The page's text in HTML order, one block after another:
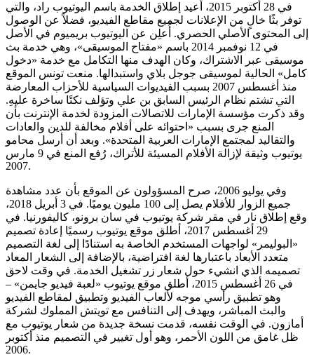
في 28 أكتوبر 2015، أعيد إطلاق الخدمة باسم اليوتيوب راد، والتي
توفر بثًا خالٍ من الإعلانات لجميع مقاطع الفيديو، فضلاً عن الوصول
إلى المحتوى الأصلي الحصري. أُعلِن عن اليوتيوب بريميوم في الأصل
في 12 نوفمبر 2014 باسم «مفتاح الموسيقى»، وهي خدمة بث
موسيقى عبر الاشتراك، وكان الهدف منها التكامل مع خدمة «دخول
كامل» الحالية لموسيقى جوجل بلاي واستبدالها. منعت تونس الموقع
منذ أغسطس 2007 بسبب الفيديوات السياسية للأحزاب المعارضة
التي تشتم نظام الرئيس السابق بن علي وتؤلف نكتًا ساخرة عليهِ.
وقد ذكرت مؤسسة الإمارات للاتصالات المزودة لخدمة الإنترنت بأن
المنع جرى بسبب «احتوائه على أفلام مخالفة للدين والعادات
والتقاليد لمجتمع الإمارات العربية المتحدة». وبعد أن أرسل محامو
يوتيوب وثيقة لإزالة الأفلام المسيئة للأتراك، رُفع المنع في 9 مارس
2007.
وفي يوليو 2006، صرح المسؤولون عن الموقع بأن عدد مشاهدة
جميع الزوار للأفلام يصل إلى 100 مليون يوميًا. في 3 أبريل 2018،
وقع إطلاق نار في مقر شركة يوتيوب في سان برونو، كاليفورنيا. في
29 أغسطس 2017، أطلق موقع يوتيوب رسميًا إعادة تصميم
«البوليمر» لواجهات المستخدم الخاصة به استنادًا إلى لغة التصميم
متعدد الأبعاد باعتبارها لغة افتراضية، بالإضافة إلى الشعار المعاد
تصميمه الذي انشيء حول شعار زر تشغيل الخدمة. في وقت لاحق
في 26 أغسطس 2015، أطلق موقع يوتيوب «لعبة فيديو جايمن» –
وهو تطبيق رأسي موجه لألعاب الفيديو وتطبيق لمقاطع الفيديو
والبث المباشر، ويهدف إلى التنافس مع تويتش المملوك لشركة
أمازون. في الوقت نفسه، قدمت نسخة جديدة من شعار يوتيوب مع
ظل غامق من اللون الأحمر، وهو أول تغيير في التصميم منذ أكتوبر
2006.